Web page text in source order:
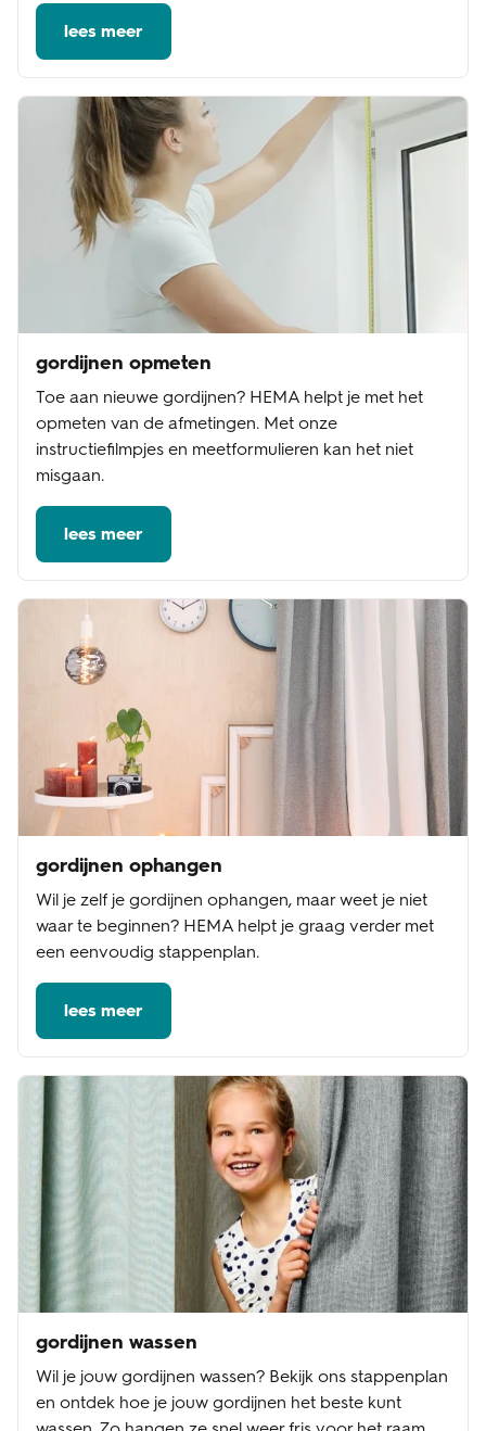
lees meer
gordijnen opmeten
Toe aan nieuwe gordijnen? HEMA helpt je met het
opmeten van de afmetingen. Met onze
instructiefilmpjes en meetformulieren kan het niet
misgaan.
lees meer
gordijnen ophangen
Wil je zelf je gordijnen ophangen, maar weet je niet
waar te beginnen? HEMA helpt je graag verder met
een eenvoudig stappenplan.
lees meer
gordijnen wassen
Wil je jouw gordijnen wassen? Bekijk ons stappenplan
en ontdek hoe je jouw gordijnen het beste kunt